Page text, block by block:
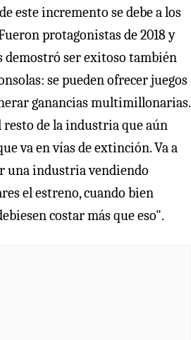
este incremento se debe a los
protagonistas de 2018 y
demostró ser exitoso también
se pueden ofrecer juegos
ganancias multimillonarias.
resto de la industria que aún
va en vías de extinción. Va a
una industria vendiendo
el estreno, cuando bien
costar más que eso".